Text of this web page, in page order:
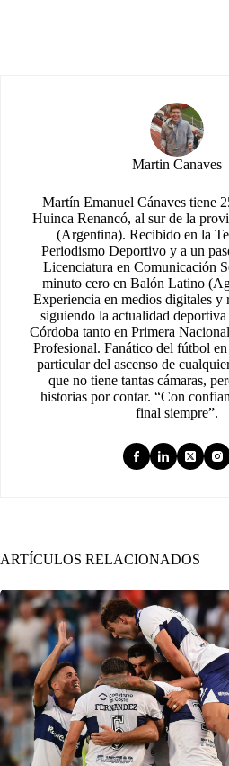
Martin Canaves
Martín Emanuel Cánaves tiene
Huinca Renancó, al sur de la
(Argentina). Recibido en la
Periodismo Deportivo y a un
Licenciatura en Comunicación
minuto cero en Balón Latino
Experiencia en medios digitales y
siguiendo la actualidad
Córdoba tanto en Primera
Profesional. Fanático del fútbol
particular del ascenso de
que no tiene tantas cámaras,
historias por contar. “Con
final siempre”.
ARTÍCULOS RELACIONADOS